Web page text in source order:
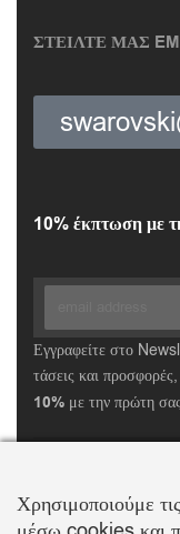
ΣΤΕΙΛΤΕ ΜΑΣ
10% έκπτωση με
Εγγραφείτε στο
τάσεις και
10% με την πρώτη
Με την επιφύλαξη κάθε
Χρησιμοποιούμε